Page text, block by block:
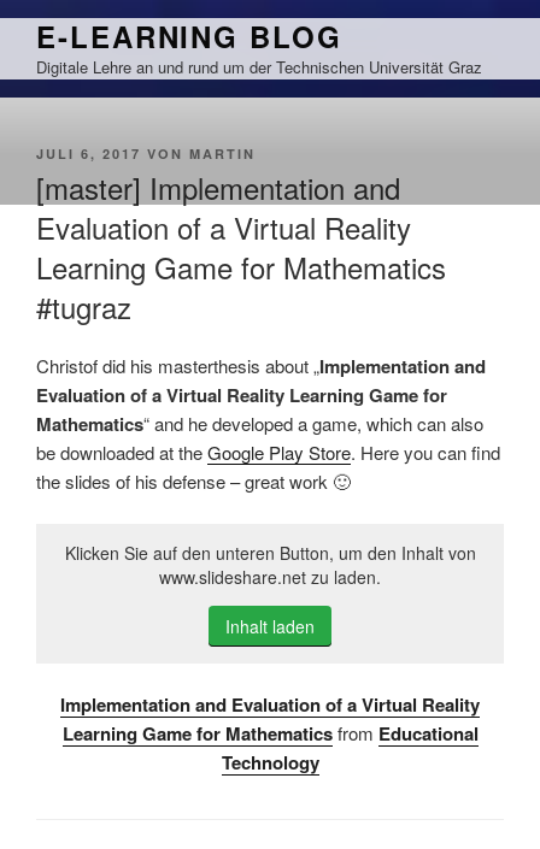
Zum
springen
E-LEARNING BLOG
Digitale Lehre an und rund um der Technischen Universität Graz
VERÖFFENTLICHT
JULI 6, 2017 VON MARTIN
[master] Implementation and
Evaluation of a Virtual Reality
Learning Game for Mathematics
#tugraz
Christof did his masterthesis about „Implementation and
Evaluation of a Virtual Reality Learning Game for
Mathematics“ and he developed a game, which can also
be downloaded at theGoogle Play Store. Here you can find
the slides of his defense – great work 🙂
Klicken Sie auf den unteren Button, um den Inhalt von
www.slideshare.net zu laden.
Inhalt laden
Implementation and Evaluation of a Virtual Reality
Learning Game for Mathematics from Educational
Technology